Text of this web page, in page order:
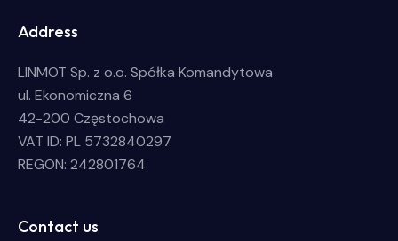
Address
LINMOT Sp. z o.o. Spółka Komandytowa
ul. Ekonomiczna 6
42-200 Częstochowa
VAT ID: PL 5732840297
REGON: 242801764
Contact us